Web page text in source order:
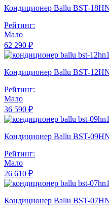
Кондиционер Ballu BST-
Рейтинг:
Мало
62 290 ₽
Кондиционер Ballu BST-
Рейтинг:
Мало
36 590 ₽
Кондиционер Ballu BST-
Рейтинг:
Мало
26 610 ₽
Кондиционер Ballu BST-